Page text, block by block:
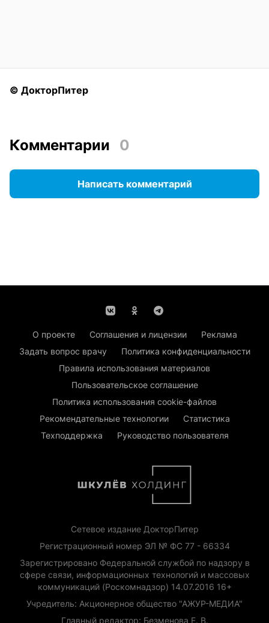
© ДокторПитер
Комментарии 0
Написать комментарий
О проекте Соглашения и лицензии
Реклама
Задать вопрос врачу
Политика конфиденциальности
Правила использования материалов
Пользовательское соглашение
Политика использования cookie-файлов
Рекомендательные технологии
Статистика
Техподдержка
Руководство пользователя
Сетевое издание ДокторПитер
Регистрационный номер ЭЛ № ФС 77 - 66334
Зарегистрировано Федеральной службой по надзору в
сфере связи, информационных технологий и массовых
коммуникаций (Роскомнадзор) 14.07.2016 16+
Учредитель: Акционерное общество "АЖУР-МЕДИА"
Главный редактор: Безменова Е. В.